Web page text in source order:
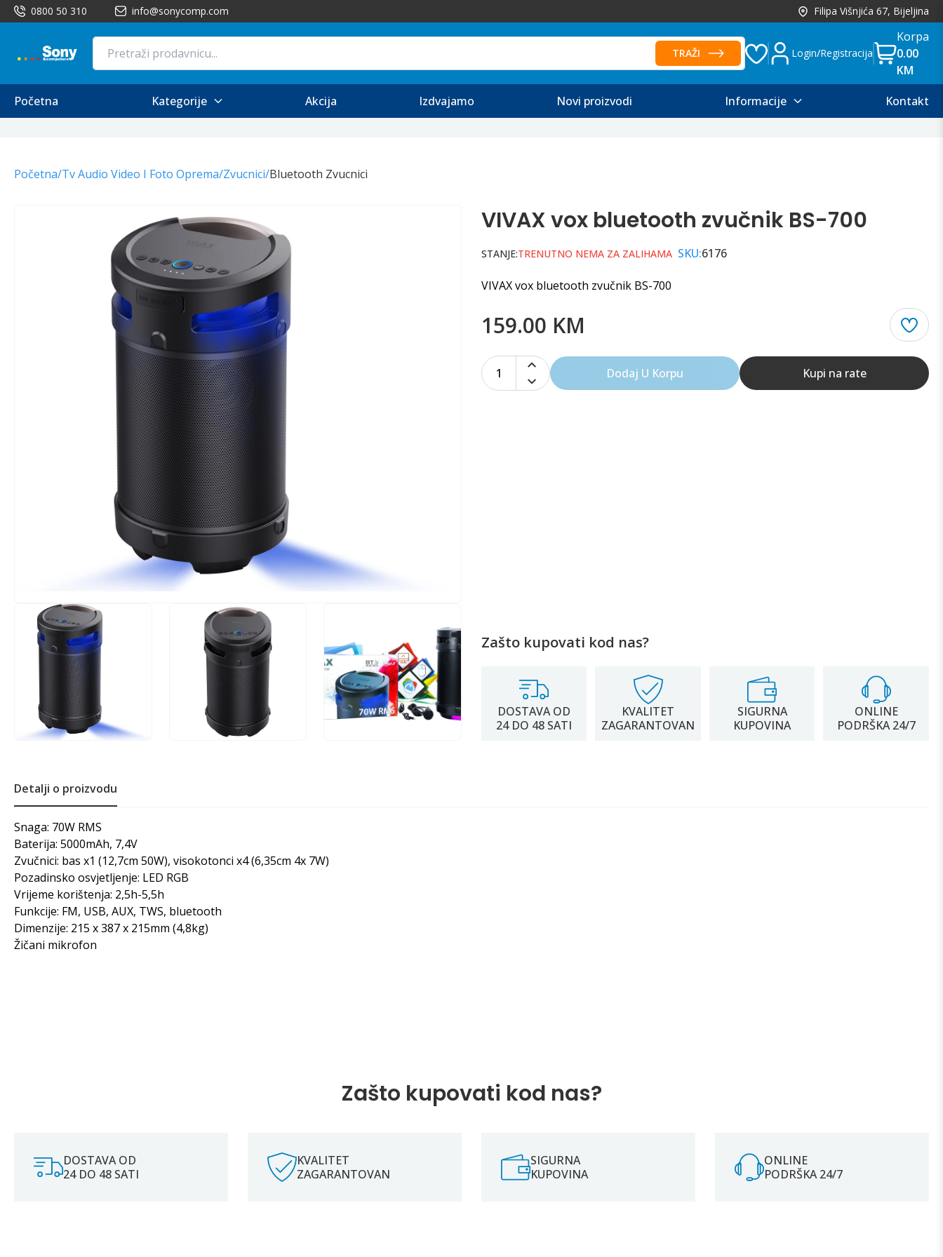
0800 50 310 info@sonycomp.com Filipa Višnjića 67, Bijeljina
TRAŽI Login/Registracija
Korpa
0.00
KM
Početna
Kategorije Akcija Izdvajamo Novi proizvodi Informacije Kontakt
Početna/Tv Audio Video I Foto Oprema/Zvucnici/Bluetooth Zvucnici
VIVAX vox bluetooth zvučnik BS-700
STANJE:TRENUTNO NEMA ZA ZALIHAMA SKU:6176
VIVAX vox bluetooth zvučnik BS-700
159.00 KM
1 Dodaj U Korpu Kupi na rate
Zašto kupovati kod nas?
DOSTAVA OD
24 DO 48 SATI
KVALITET
ZAGARANTOVAN
SIGURNA
KUPOVINA
ONLINE
PODRŠKA 24/7
Detalji o proizvodu
Snaga: 70W RMS
Baterija: 5000mAh, 7,4V
Zvučnici: bas x1 (12,7cm 50W), visokotonci x4 (6,35cm 4x 7W)
Pozadinsko osvjetljenje: LED RGB
Vrijeme korištenja: 2,5h-5,5h
Funkcije: FM, USB, AUX, TWS, bluetooth
Dimenzije: 215 x 387 x 215mm (4,8kg)
Žičani mikrofon
Zašto kupovati kod nas?
DOSTAVA OD
24 DO 48 SATI
KVALITET
ZAGARANTOVAN
SIGURNA
KUPOVINA
ONLINE
PODRŠKA 24/7